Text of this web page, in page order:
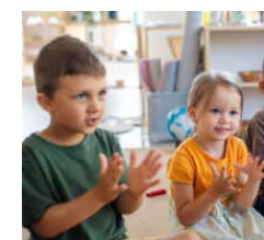
AUG
MOCuitgevers
25
AUG
MOCuitgevers
26
AUG
Opfriscursus
Markus